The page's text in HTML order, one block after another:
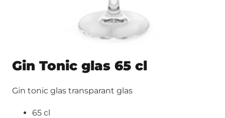
Gin Tonic glas 65 cl
Gin tonic glas transparant glas
65 cl